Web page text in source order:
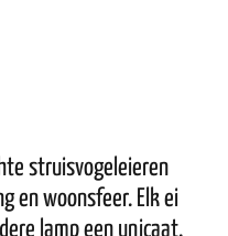
struisvogeleieren
en woonsfeer. Elk ei
lamp een unicaat.